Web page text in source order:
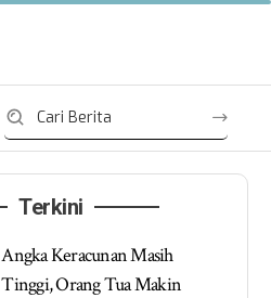
Terkini
Angka Keracunan Masih
Tinggi, Orang Tua Makin